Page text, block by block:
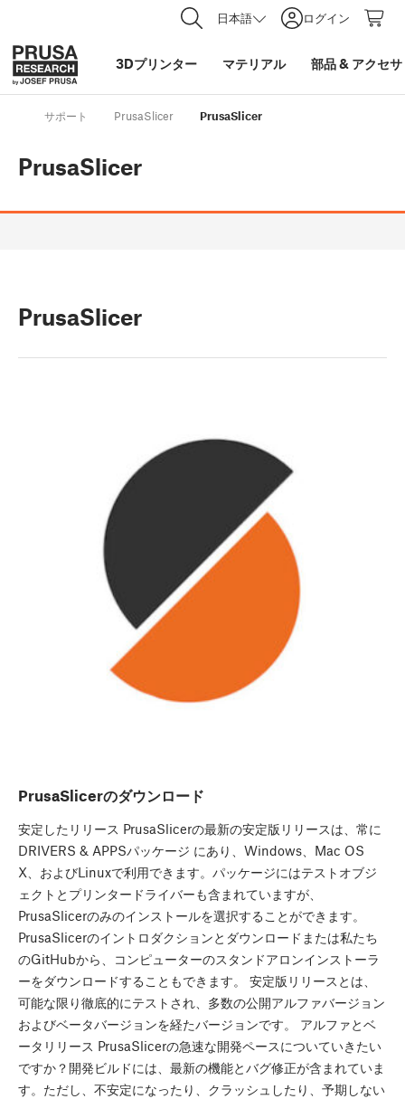
日本語 ログイン
3Dプリンター マテリアル 部品& アクセ
サポート PrusaSlicer PrusaSlicer
PrusaSlicer
PrusaSlicer
PrusaSlicerのダウンロード
安定したリリース PrusaSlicerの最新の安定版リリースは、常に
DRIVERS & APPSパッケージ にあり、Windows、Mac OS
X、およびLinuxで利用できます。パッケージにはテストオブジ
ェクトとプリンタードライバーも含まれていますが、
PrusaSlicerのみのインストールを選択することができます。
PrusaSlicerのイントロダクションとダウンロードまたは私たち
のGitHubから、コンピューターのスタンドアロンインストーラ
ーをダウンロードすることもできます。 安定版リリースとは、
可能な限り徹底的にテストされ、多数の公開アルファバージョン
およびベータバージョンを経たバージョンです。 アルファとベ
ータリリース PrusaSlicerの急速な開発ペースについていきたい
ですか？開発ビルドには、最新の機能とバグ修正が含まれていま
す。ただし、不安定になったり、クラッシュしたり、予期しない